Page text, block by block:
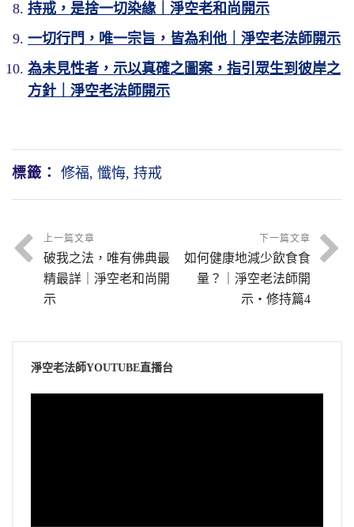
持戒，是捨一切染緣｜淨空老和尚開示
一切行門，唯一宗旨，皆為利他｜淨空老法師開示
為未見性者，示以真確之圖案，指引眾生到彼岸之
方針｜淨空老法師開示
標籤： 修福, 懺悔, 持戒
上一篇文章
破我之法，唯有佛典最
精最詳｜淨空老和尚開
示
下一篇文章
如何健康地減少飲食食
量？｜淨空老法師開
示・修持篇4
淨空老法師YOUTUBE直播台